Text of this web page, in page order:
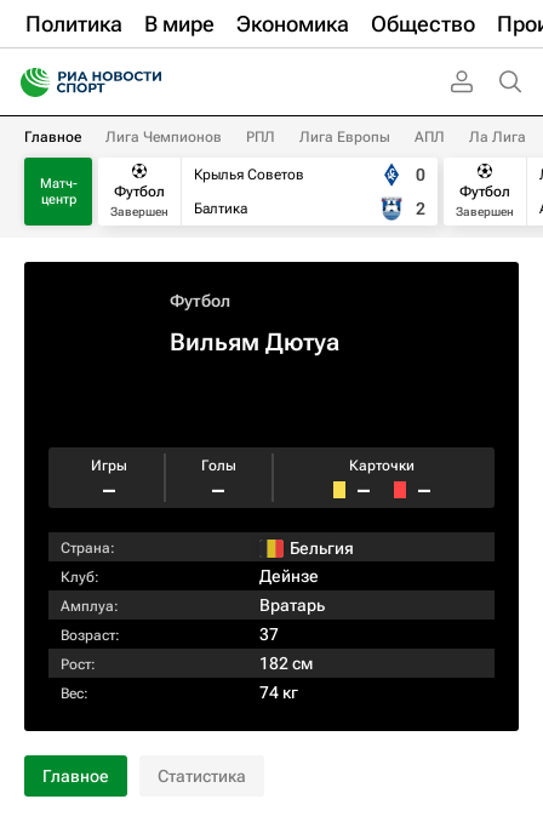
Политика В мире Экономика Общество
Главное Лига Чемпионов РПЛ Лига Европы АПЛ Ла Лига
Матч-
центр
Футбол
Завершен
Крылья Советов
Балтика
0
2
Футбол
Завершен
Футбол
Вильям Дютуа
Игры
–
Голы
–
Карточки
– –
Страна: Бельгия
Клуб: Дейнзе
Амплуа: Вратарь
Возраст: 37
Рост: 182 см
Вес: 74 кг
Главное Статистика